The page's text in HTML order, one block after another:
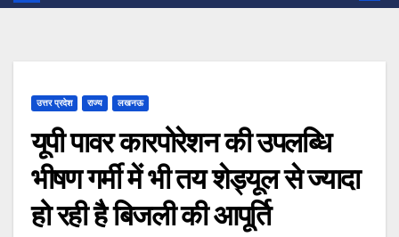
उत्तर प्रदेश राज्य लखनऊ
यूपी पावर कारपोरेशन की उपलब्धि
भीषण गर्मी में भी तय शेड्यूल से ज्यादा
हो रही है बिजली की आपूर्ति